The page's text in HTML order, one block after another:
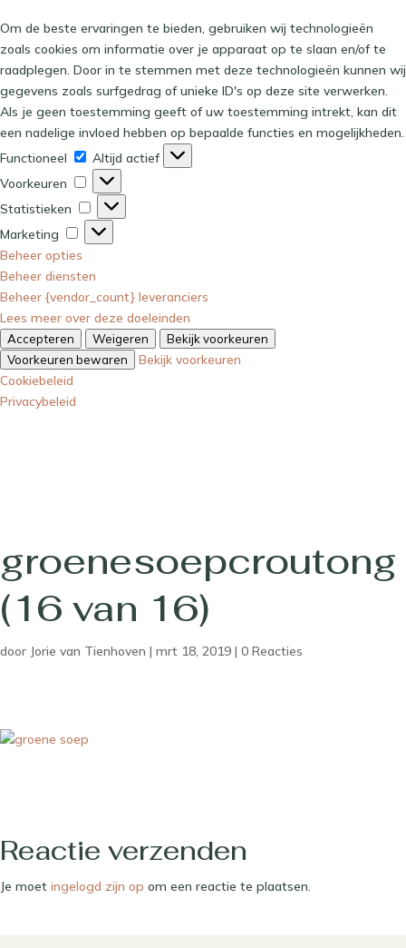
Om de beste ervaringen te bieden, gebruiken wij technologieën
zoals cookies om informatie over je apparaat op te slaan en/of te
raadplegen. Door in te stemmen met deze technologieën kunnen wij
gegevens zoals surfgedrag of unieke ID's op deze site verwerken.
Als je geen toestemming geeft of uw toestemming intrekt, kan dit
een nadelige invloed hebben op bepaalde functies en mogelijkheden.
Functioneel
Functioneel
Altijd actief
Voorkeuren
Voorkeuren
Statistieken
Statistieken
Marketing
Marketing
Beheer opties
Beheer diensten
Beheer {vendor_count} leveranciers
Lees meer over deze doeleinden
Accepteren Weigeren
Bekijk voorkeuren
Voorkeuren bewaren
Bekijk voorkeuren
Cookiebeleid
Privacybeleid
groenesoepcroutong
(16 van 16)
door Jorie van Tienhoven | mrt 18, 2019 | 0 Reacties
Reactie verzenden
Je moet ingelogd zijn op om een reactie te plaatsen.